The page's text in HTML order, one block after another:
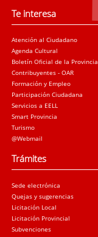
Te interesa
Atención al Ciudadano
Agenda Cultural
Boletín Oficial de la Provincia
Contribuyentes - OAR
Formación y Empleo
Participación Ciudadana
Servicios a EELL
Smart Provincia
Turismo
@Webmail
Trámites
Sede electrónica
Quejas y sugerencias
Licitación Local
Licitación Provincial
Subvenciones